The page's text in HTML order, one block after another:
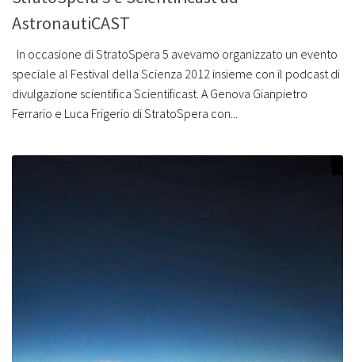
AstronautiCAST
In occasione di StratoSpera 5 avevamo organizzato un evento
speciale al Festival della Scienza 2012 insieme con il podcast di
divulgazione scientifica Scientificast. A Genova Gianpietro
Ferrario e Luca Frigerio di StratoSpera con...